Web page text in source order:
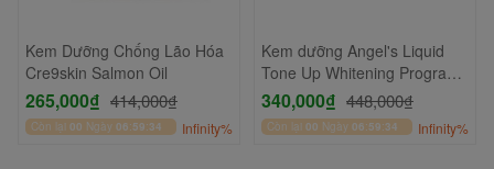
Kem Dưỡng Chống Lão Hóa
Cre9skin Salmon Oil
265,000₫ 414,000₫
Còn lại 00 Ngày 06:59:33 Infinity%
Kem dưỡng Angel's Liquid
Tone Up Whitening Program
Glutathione 700 V-Cream
50ml
340,000₫ 448,000₫
Còn lại 00 Ngày 06:59:33 Infinity%